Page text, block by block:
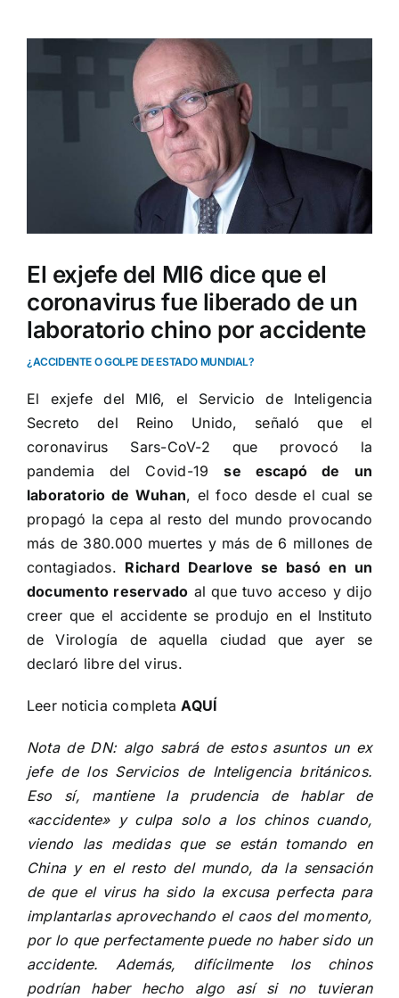
El exjefe del MI6 dice que el
coronavirus fue liberado de un
laboratorio chino por accidente
¿ACCIDENTE O GOLPE DE ESTADO MUNDIAL?
El exjefe del MI6, el Servicio de Inteligencia
Secreto del Reino Unido, señaló que el
coronavirus Sars-CoV-2 que provocó la
pandemia del Covid-19se escapó de un
laboratorio de Wuhan, el foco desde el cual se
propagó la cepa al resto del mundo provocando
más de 380.000 muertes y más de 6 millones de
contagiados. Richard Dearlove se basó en un
documento reservado al que tuvo acceso y dijo
creer que el accidente se produjo en el Instituto
de Virología de aquella ciudad que ayer se
declaró libre del virus.
Leer noticia completaAQUÍ
Nota de DN: algo sabrá de estos asuntos un ex
jefe de los Servicios de Inteligencia británicos.
Eso sí, mantiene la prudencia de hablar de
«accidente» y culpa solo a los chinos cuando,
viendo las medidas que se están tomando en
China y en el resto del mundo, da la sensación
de que el virus ha sido la excusa perfecta para
implantarlas aprovechando el caos del momento,
por lo que perfectamente puede no haber sido un
accidente. Además, difícilmente los chinos
podrían haber hecho algo así si no tuvieran